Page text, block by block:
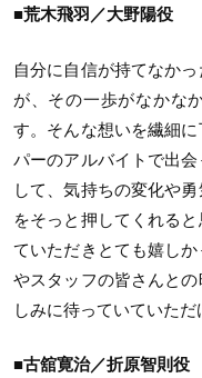
■荒木飛羽／大野陽役
自分に自信が持てなか
が、その一歩がなかな
す。そんな想いを繊細
パーのアルバイトで出
して、気持ちの変化や
をそっと押してくれる
ていただきとても嬉し
やスタッフの皆さんと
しみに待っていていただ
■古舘寛治／折原智則役